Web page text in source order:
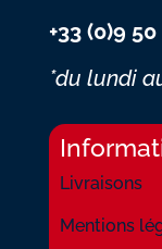
+33 (0)9
*du lundi
Livraisons
Mentions